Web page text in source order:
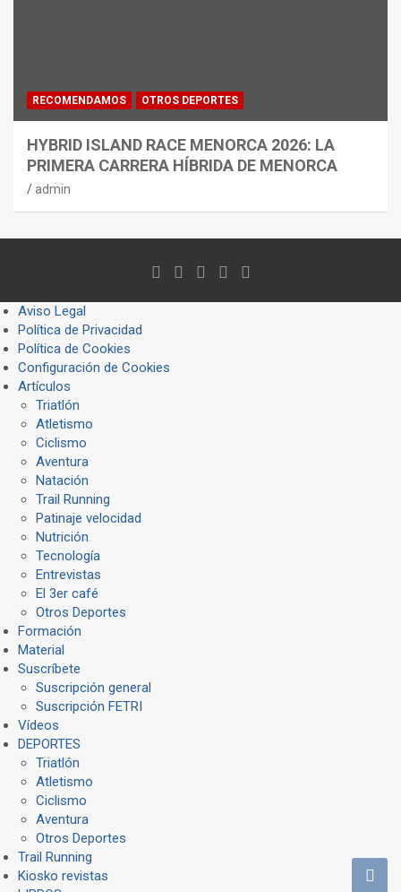
RECOMENDAMOS OTROS DEPORTES
HYBRID ISLAND RACE MENORCA 2026: LA
PRIMERA CARRERA HÍBRIDA DE MENORCA
admin
Aviso Legal
Política de Privacidad
Política de Cookies
Configuración de Cookies
Artículos
Triatlón
Atletismo
Ciclismo
Aventura
Natación
Trail Running
Patinaje velocidad
Nutrición
Tecnología
Entrevistas
El 3er café
Otros Deportes
Formación
Material
Suscríbete
Suscripción general
Suscripción FETRI
Vídeos
DEPORTES
Triatlón
Atletismo
Ciclismo
Aventura
Otros Deportes
Trail Running
Kiosko revistas